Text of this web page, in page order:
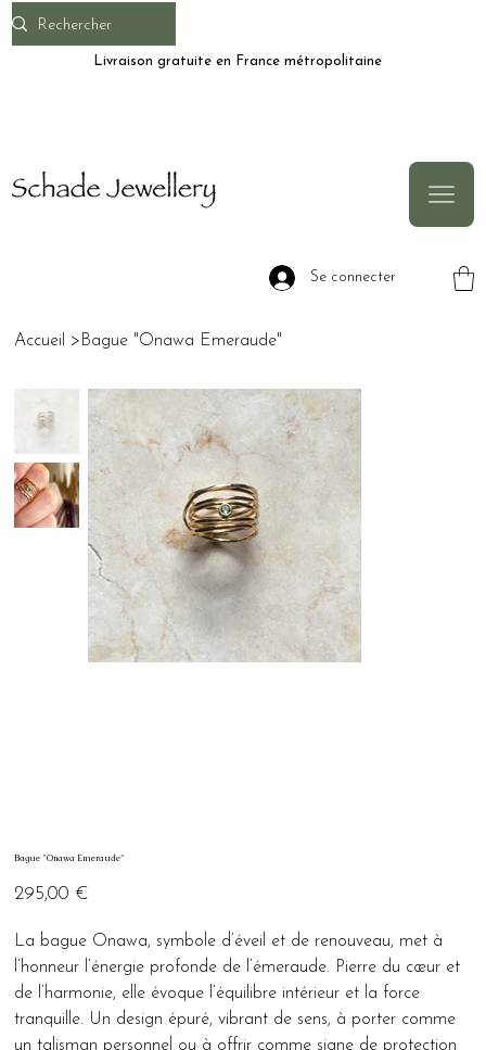
Livraison gratuite en France métropolitaine
Se connecter
Accueil >Bague "Onawa Emeraude"
Bague "Onawa Emeraude"
295,00 €
La bague Onawa, symbole d’éveil et de renouveau, met à
l’honneur l’énergie profonde de l’émeraude. Pierre du cœur et
de l’harmonie, elle évoque l’équilibre intérieur et la force
tranquille. Un design épuré, vibrant de sens, à porter comme
un talisman personnel ou à offrir comme signe de protection